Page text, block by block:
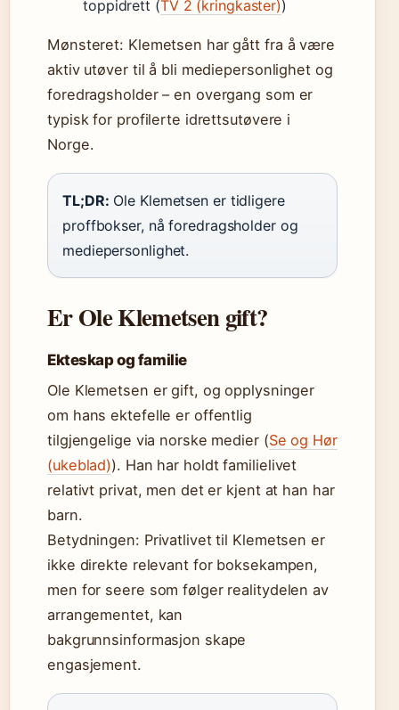
toppidrett (TV 2 (kringkaster))
Mønsteret: Klemetsen har gått fra å være
aktiv utøver til å bli mediepersonlighet og
foredragsholder – en overgang som er
typisk for profilerte idrettsutøvere i
Norge.
TL;DR: Ole Klemetsen er tidligere
proffbokser, nå foredragsholder og
mediepersonlighet.
Er Ole Klemetsen gift?
Ekteskap og familie
Ole Klemetsen er gift, og opplysninger
om hans ektefelle er offentlig
tilgjengelige via norske medier (Se og Hør
(ukeblad)). Han har holdt familielivet
relativt privat, men det er kjent at han har
barn.
Betydningen: Privatlivet til Klemetsen er
ikke direkte relevant for boksekampen,
men for seere som følger realitydelen av
arrangementet, kan
bakgrunnsinformasjon skape
engasjement.